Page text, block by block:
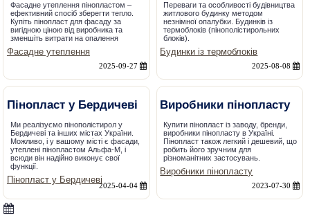
Фасадне утеплення пінопластом –
ефективний спосіб зберегти тепло.
Купіть пінопласт для фасаду за
вигідною ціною від виробника та
зменшіть витрати на опалення
Фасадне утеплення
2025-09-27
Переваги та особливості будівництва
житлового будинку методом
незнімної опалубки. Будинків із
термоблоків (пінополістирольних
блоків).
Будинки із термоблоків
2025-08-08
Пінопласт у Бердичеві
Ми реалізуємо пінополістирол у
Бердичеві та інших містах України.
Можливо, і у вашому місті є фасади,
утеплені пінопластом Альфа-М, і
всюди він надійно виконує свої
функції.
Пінопласт у Бердичеві
2025-04-04
Виробники пінопласту
Купити пінопласт із заводу, бренди,
виробники пінопласту в Україні.
Пінопласт також легкий і дешевий, що
робить його зручним для
різноманітних застосувань.
Виробники пінопласту
2023-07-30